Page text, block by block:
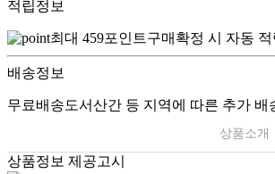
적립정보
최대 459포인트구매확정 시 자동 적
배송정보
무료배송도서산간 등 지역에 따른 추가 배
상품소개
상품정보 제공고시